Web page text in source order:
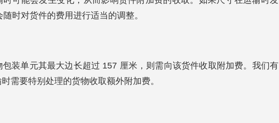
时对货件的费用进行适当的调整。
装单元其最大边长超过 157 厘米，则需向该货件收取附加费。我们有
需要特别处理的货物收取额外附加费。